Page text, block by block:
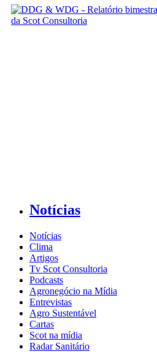
Notícias
Notícias
Clima
Artigos
Tv Scot Consultoria
Podcasts
Agronegócio na Mídia
Entrevistas
Agro Sustentável
Cartas
Scot na mídia
Radar Sanitário